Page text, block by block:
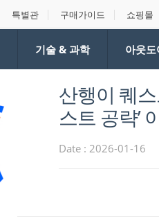
특별관 구매가이드 쇼핑몰
기술 & 과학 아웃도
산행이 퀘
스트 공략’
Date : 2026-01-16